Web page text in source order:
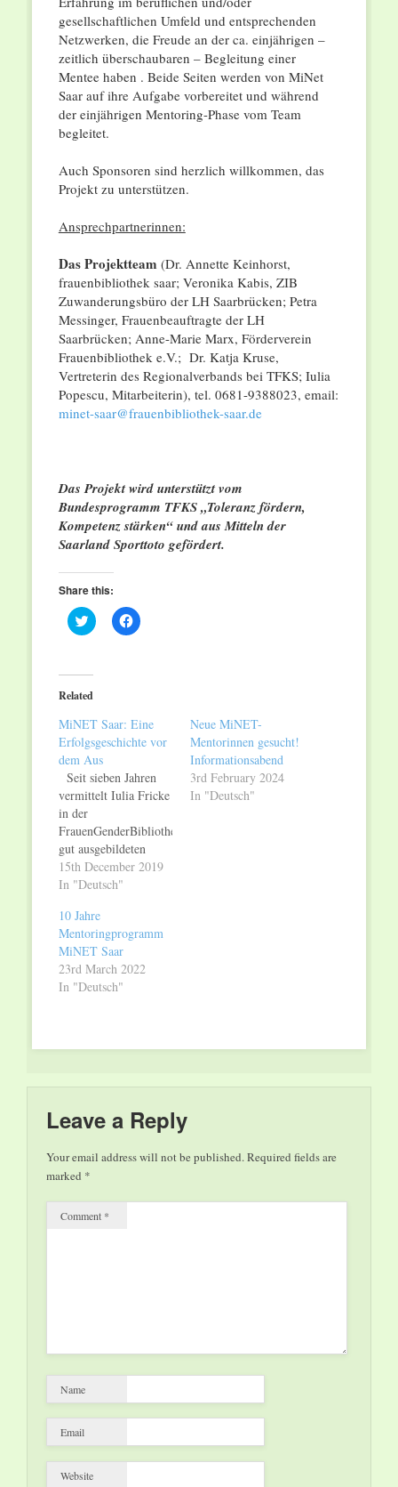
gesellschaftlichen Umfeld und entsprechenden
Netzwerken, die Freude an der ca. einjährigen –
zeitlich überschaubaren – Begleitung einer
Mentee haben . Beide Seiten werden von MiNet
Saar auf ihre Aufgabe vorbereitet und während
der einjährigen Mentoring-Phase vom Team
begleitet.
Auch Sponsoren sind herzlich willkommen, das
Projekt zu unterstützen.
Ansprechpartnerinnen:
Das Projektteam (Dr. Annette Keinhorst,
frauenbibliothek saar; Veronika Kabis, ZIB
Zuwanderungsbüro der LH Saarbrücken; Petra
Messinger, Frauenbeauftragte der LH
Saarbrücken; Anne-Marie Marx, Förderverein
Frauenbibliothek e.V.; Dr. Katja Kruse,
Vertreterin des Regionalverbands bei TFKS; Iulia
Popescu, Mitarbeiterin), tel. 0681-9388023, email:
minet-saar@frauenbibliothek-saar.de
Das Projekt wird unterstützt vom
Bundesprogramm TFKS „Toleranz fördern,
Kompetenz stärken“ und aus Mitteln der
Saarland Sporttoto gefördert.
Share this:
Click
to
(Opens
in
new
Click
to
Related
MiNET Saar: Eine
Erfolgsgeschichte vor
dem Aus
Seit sieben Jahren
vermittelt Iulia Fricke
in der
FrauenGenderBibliothek
gut ausgebildeten
Migrantinnen eine
persönliche Mentorin.
meist selbst in einer
guten beruflichen
Position und möchten
mit ihrem
ehrenamtlichen
nach Flucht oder
Migration…
15th December 2019
In "Deutsch"
Neue MiNET-
Mentorinnen gesucht!
Informationsabend
3rd February 2024
In "Deutsch"
10 Jahre
Mentoringprogramm
MiNET Saar
23rd March 2022
In "Deutsch"
Leave a Reply
Your email address will not be published.Required fields are
marked *
Comment *
Name
Email
Website